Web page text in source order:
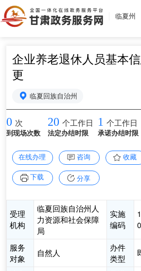
临夏州
企业养老退休人员基本
更
临夏回族自治州
0 次
到现场次数
20 个工作日
法定办结时限
1 个工作日
承诺办结时限
在线办理 咨询 收藏
下载 分享
受理
机构
临夏回族自治州人
力资源和社会保障
局
实施
编码
服务
对象
自然人
办件
类型